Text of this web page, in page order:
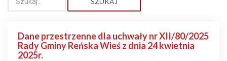
Dane przestrzenne dla uchwały nr XII/80/2025
Rady Gminy Reńska Wieś z dnia 24 kwietnia
2025r.